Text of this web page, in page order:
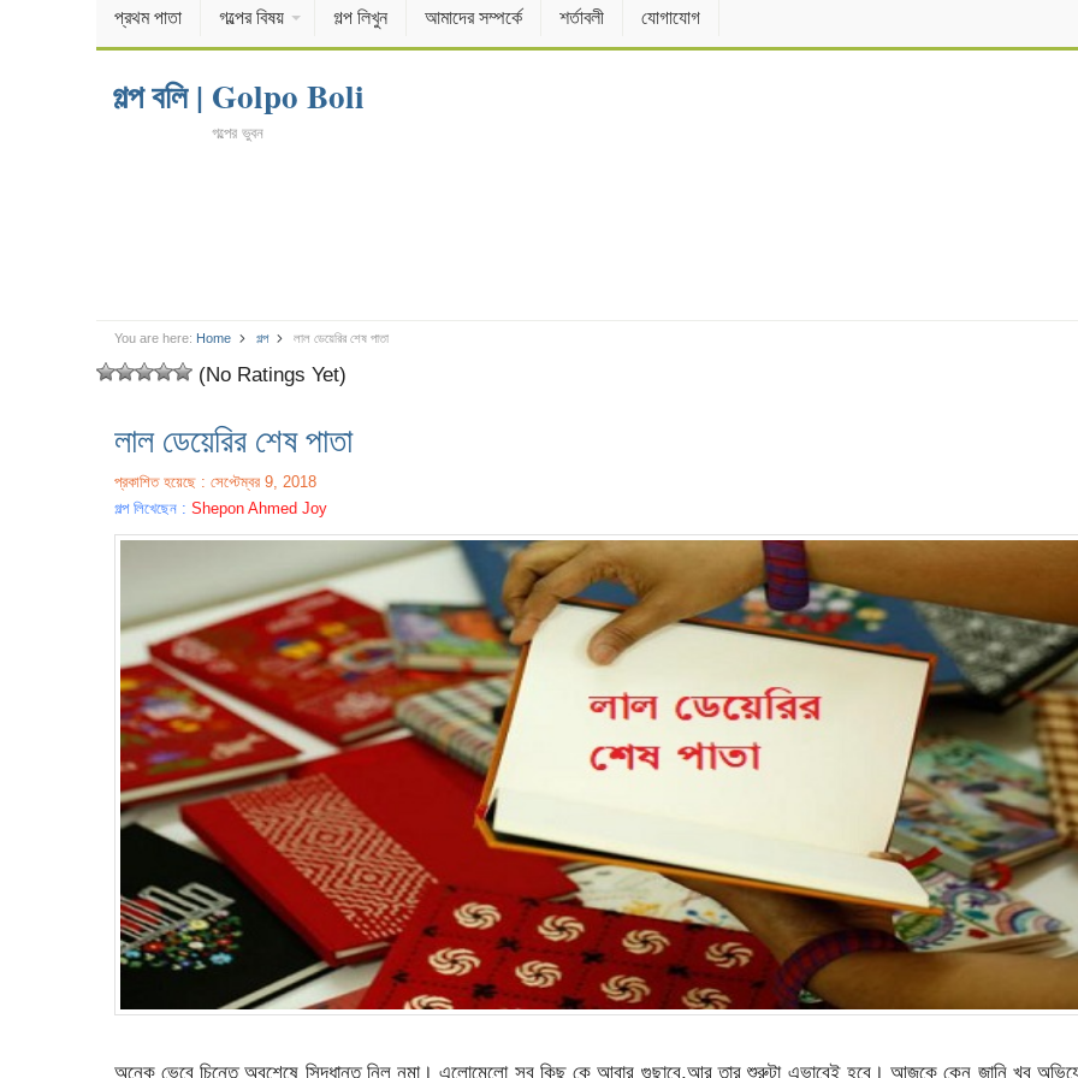
প্রথম পাতা গল্পের বিষয় গল্প লিখুন আমাদের সম্পর্কে শর্তাবলী যোগাযোগ
গল্প বলি | Golpo Boli
গল্পের ভুবন
You are here: Home গল্প লাল ডেয়েরির শেষ পাতা
(No Ratings Yet)
লাল ডেয়েরির শেষ পাতা
প্রকাশিত হয়েছে : সেপ্টেম্বর 9, 2018
গল্প লিখেছেন : Shepon Ahmed Joy
অনেক ভেবে চিন্তে অবশেষে সিদ্ধান্ত নিল নুমা। এলোমেলো সব কিছু কে আবার গুছাবে,আর তার শুরুটা এভাবেই হবে। আজকে কেন জানি খুব